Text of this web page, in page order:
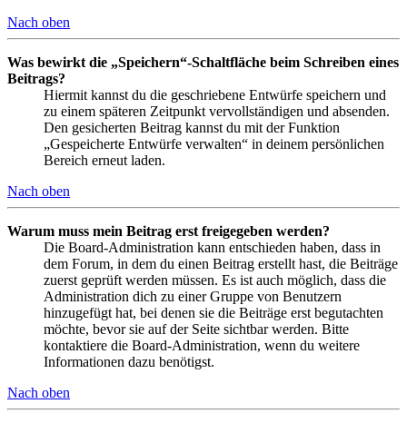
Nach oben
Was bewirkt die „Speichern“-Schaltfläche beim Schreiben eines
Beitrags?
Hiermit kannst du die geschriebene Entwürfe speichern und
zu einem späteren Zeitpunkt vervollständigen und absenden.
Den gesicherten Beitrag kannst du mit der Funktion
„Gespeicherte Entwürfe verwalten“ in deinem persönlichen
Bereich erneut laden.
Nach oben
Warum muss mein Beitrag erst freigegeben werden?
Die Board-Administration kann entschieden haben, dass in
dem Forum, in dem du einen Beitrag erstellt hast, die Beiträge
zuerst geprüft werden müssen. Es ist auch möglich, dass die
Administration dich zu einer Gruppe von Benutzern
hinzugefügt hat, bei denen sie die Beiträge erst begutachten
möchte, bevor sie auf der Seite sichtbar werden. Bitte
kontaktiere die Board-Administration, wenn du weitere
Informationen dazu benötigst.
Nach oben